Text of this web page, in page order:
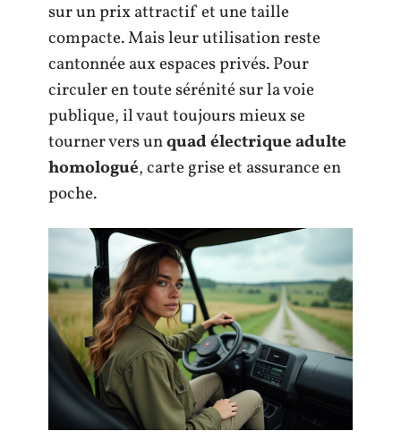
sur un prix attractif et une taille
compacte. Mais leur utilisation reste
cantonnée aux espaces privés. Pour
circuler en toute sérénité sur la voie
publique, il vaut toujours mieux se
tourner vers unquad électrique adulte
homologué, carte grise et assurance en
poche.